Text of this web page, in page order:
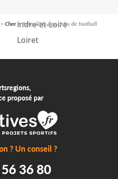
Indre-et-Loire
Loiret
Cher Actualités des clubs de football
proposé par
? Un conseil ?
36 80